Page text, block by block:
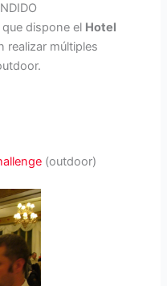
dispone el Hotel
realizar múltiples
(outdoor)